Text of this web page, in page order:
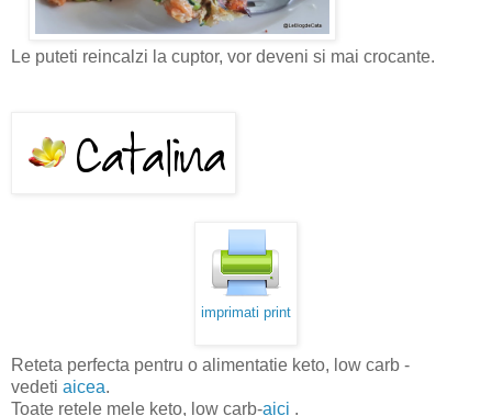
Le puteti reincalzi la cuptor, vor deveni si mai crocante.
imprimati print
Reteta perfecta pentru o alimentatie keto, low carb -
vedeti aicea.
Toate retele mele keto, low carb-aici .